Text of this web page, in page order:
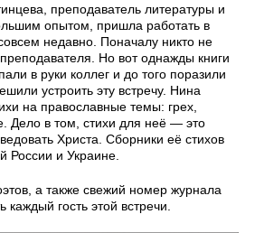
преподаватель литературы и
опытом, пришла работать в
недавно. Поначалу никто не
Но вот однажды книги
в руки коллег и до того поразили
устроить эту встречу. Нина
на православные темы: грех,
Дело в том, стихи для неё — это
Христа. Сборники её стихов
России и Украине.
а также свежий номер журнала
каждый гость этой встречи.